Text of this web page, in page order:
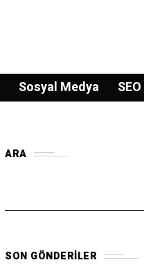
Sosyal Medya SEO
ARA
SON GÖNDERILER